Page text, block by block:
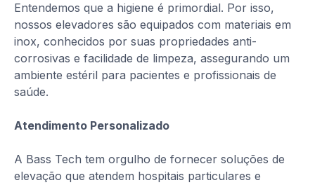
Entendemos que a higiene é primordial. Por isso,
nossos elevadores são equipados com materiais em
inox, conhecidos por suas propriedades anti-
corrosivas e facilidade de limpeza, assegurando um
ambiente estéril para pacientes e profissionais de
saúde.
Atendimento Personalizado
A Bass Tech tem orgulho de fornecer soluções de
elevação que atendem hospitais particulares e